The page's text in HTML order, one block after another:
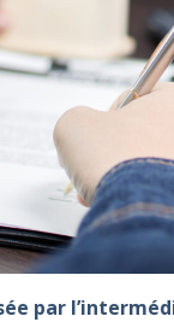
par